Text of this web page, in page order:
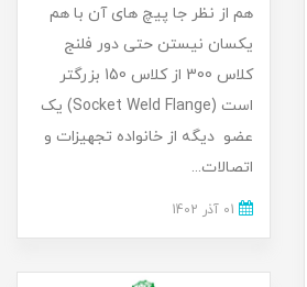
هم از نظر جا پیچ های آن با هم
یکسان نیستن حتی دور فلنج
کلاس 300 از کلاس 150 بزرگتر
است (Socket Weld Flange) یک
عضو دیگه از خانواده تجهیزات و
اتصالات...